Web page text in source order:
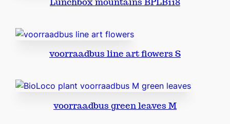
voorraadbus line art flowers S
voorraadbus green leaves M